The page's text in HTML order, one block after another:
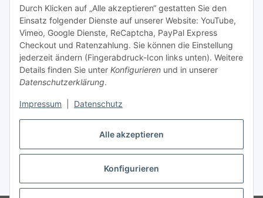
Alle akzeptieren
Konfigurieren
Durch Klicken auf „Alle akzeptieren“ gestatten Sie den
Einsatz folgender Dienste auf unserer Website: YouTube,
Vimeo, Google Dienste, ReCaptcha, PayPal Express
Checkout und Ratenzahlung. Sie können die Einstellung
jederzeit ändern (Fingerabdruck-Icon links unten). Weitere
Details finden Sie unter Konfigurieren und in unserer
Datenschutzerklärung.
Impressum Datenschutz
Unsere Seiten
Social Media
Vertrag widerrufen
* Alle Preise inkl. gesetzlicher USt., ** siehe Lieferbedingungen, zzgl.
Versand